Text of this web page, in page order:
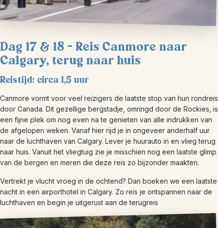
Dag 17 & 18 – Reis Canmore naar
Calgary, terug naar huis
Reistijd: circa 1,5 uur
Canmore vormt voor veel reizigers de laatste stop van hun rondreis
door Canada. Dit gezellige bergstadje, omringd door de Rockies, is
een fijne plek om nog even na te genieten van alle indrukken van
de afgelopen weken. Vanaf hier rijd je in ongeveer anderhalf uur
naar de luchthaven van Calgary. Lever je huurauto in en vlieg terug
naar huis. Vanuit het vliegtuig zie je misschien nog een laatste glimp
van de bergen en meren die deze reis zo bijzonder maakten.
Vertrekt je vlucht vroeg in de ochtend? Dan boeken we een laatste
nacht in een airporthotel in Calgary. Zo reis je ontspannen naar de
luchthaven en begin je uitgerust aan de terugreis